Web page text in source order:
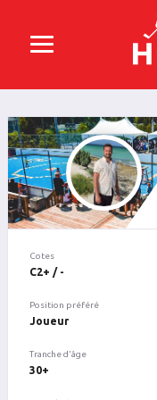
Cotes
C2+ / -
Position préféré
Joueur
Tranche d'âge
30+